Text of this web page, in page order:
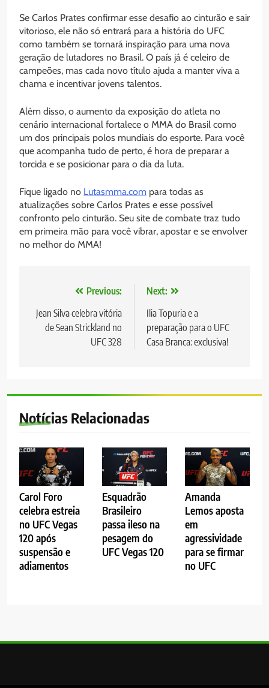
Se Carlos Prates confirmar esse desafio ao cinturão e sair
vitorioso, ele não só entrará para a história do UFC
como também se tornará inspiração para uma nova
geração de lutadores no Brasil. O país já é celeiro de
campeões, mas cada novo título ajuda a manter viva a
chama e incentivar jovens talentos.
Além disso, o aumento da exposição do atleta no
cenário internacional fortalece o MMA do Brasil como
um dos principais polos mundiais do esporte. Para você
que acompanha tudo de perto, é hora de preparar a
torcida e se posicionar para o dia da luta.
Fique ligado no Lutasmma.com para todas as
atualizações sobre Carlos Prates e esse possível
confronto pelo cinturão. Seu site de combate traz tudo
em primeira mão para você vibrar, apostar e se envolver
no melhor do MMA!
Navegação
de
Post
Previous:
Jean Silva celebra vitória
de Sean Strickland no
UFC 328
Next:
Ilia Topuria e a
preparação para o UFC
Casa Branca: exclusiva!
Notícias Relacionadas
Carol Foro
celebra estreia
no UFC Vegas
120 após
suspensão e
adiamentos
Esquadrão
Brasileiro
passa ileso na
pesagem do
UFC Vegas 120
Amanda
Lemos aposta
em
agressividade
para se firmar
no UFC